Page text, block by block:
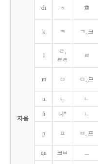
자음
ch ㅎ 흐
k ㅋ ㄱ, 크
l
ㄹ,
ㄹㄹ
ㄹ
m ㅁ ㅁ, 므
n ㄴ ㄴ
ň 니* ㄴ
p ㅍ ㅂ, 프
qu 크ㅂ ㅡ